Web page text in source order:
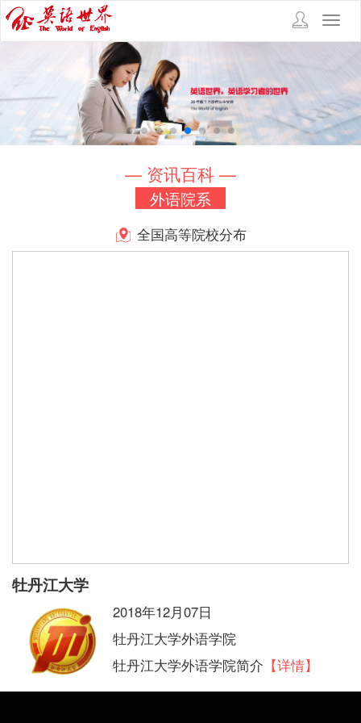
— 资讯百科 —
外语院系
全国高等院校分布
牡丹江大学
2018年12月07日
牡丹江大学外语学院
牡丹江大学外语学院简介 【详情】